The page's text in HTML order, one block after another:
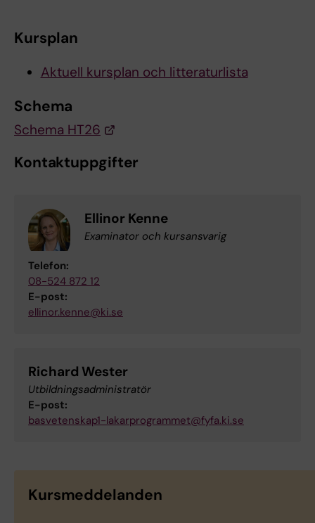
Kursplan
Aktuell kursplan och litteraturlista
Schema
Schema HT26
Kontaktuppgifter
Ellinor Kenne
Examinator och kursansvarig
Telefon:
08-524 872 12
E-post:
ellinor.kenne@ki.se
Richard Wester
Utbildningsadministratör
E-post:
basvetenskap1-lakarprogrammet@fyfa.ki.se
Kursmeddelanden